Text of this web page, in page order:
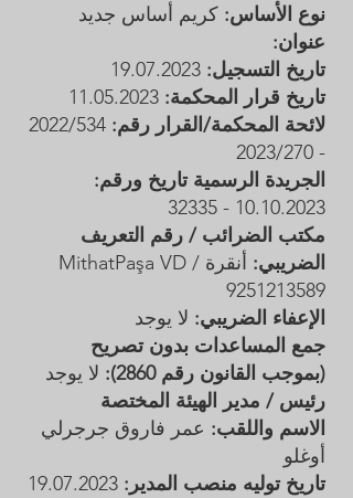
نوع الأساس: كريم أساس جديد
عنوان:
تاريخ التسجيل: 19.07.2023
تاريخ قرار المحكمة: 11.05.2023
لائحة المحكمة/القرار رقم: 2022/534
- 2023/270
الجريدة الرسمية تاريخ ورقم:
10.10.2023 - 32335
مكتب الضرائب / رقم التعريف
الضريبي: أنقرة MithatPaşa VD /
9251213589
الإعفاء الضريبي: لا يوجد
جمع المساعدات بدون تصريح
(بموجب القانون رقم 2860):
لا يوجد
رئيس / مدير الهيئة المختصة
الاسم واللقب: عمر فاروق جرجرلي
أوغلو
تاريخ توليه منصب المدير: 19.07.2023